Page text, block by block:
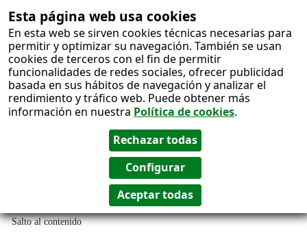
Esta página web usa cookies
En esta web se sirven cookies técnicas necesarias para
permitir y optimizar su navegación. También se usan
cookies de terceros con el fin de permitir
funcionalidades de redes sociales, ofrecer publicidad
basada en sus hábitos de navegación y analizar el
rendimiento y tráfico web. Puede obtener más
información en nuestra Política de cookies.
Salto al contenido